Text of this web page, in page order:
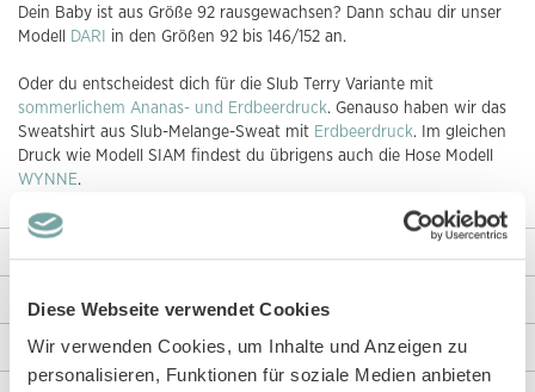
Diese Webseite verwendet Cookies
Wir verwenden Cookies, um Inhalte und Anzeigen zu
personalisieren, Funktionen für soziale Medien anbieten
Dein Baby ist aus Größe 92 rausgewachsen? Dann schau dir unser
Modell
DARI in den Größen 92 bis 146/152 an.
Oder du entscheidest dich für die Slub Terry Variante mit
sommerlichem Ananas- und Erdbeerdruck. Genauso haben wir das
Sweatshirt aus Slub-Melange-Sweat mit Erdbeerdruck. Im gleichen
Druck wie Modell SIAM findest du übrigens auch die Hose Modell
WYNNE.
Rezensionen
Angaben zur Produktsicherheit